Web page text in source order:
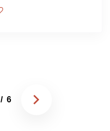
/ 6